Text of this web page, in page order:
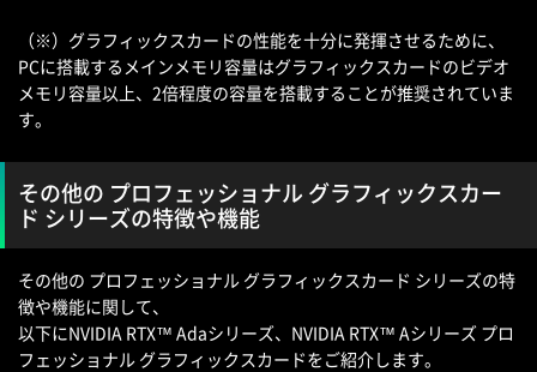
（※）グラフィックスカードの性能を十分に発揮させるために、
PCに搭載するメインメモリ容量はグラフィックスカードのビデオ
メモリ容量以上、2倍程度の容量を搭載することが推奨されていま
す。
その他の プロフェッショナル グラフィックスカー
ド シリーズの特徴や機能
その他の プロフェッショナル グラフィックスカード シリーズの特
徴や機能に関して、
以下にNVIDIA RTX™ Adaシリーズ、NVIDIA RTX™ Aシリーズ プロ
フェッショナル グラフィックスカードをご紹介します。